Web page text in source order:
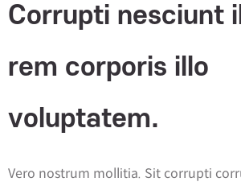
Corrupti nesciunt
rem corporis illo
voluptatem.
Vero nostrum mollitia. Sit corrupti